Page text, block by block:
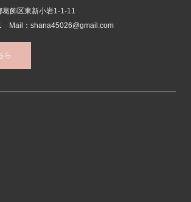
飾区東新小岩1-1-11
Mail：shana45026@gmail.com
ら